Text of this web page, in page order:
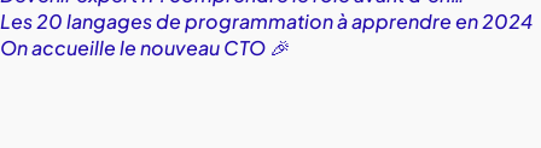
Les 20 langages de programmation à apprendre en 2024
On accueille le nouveau CTO 🎉